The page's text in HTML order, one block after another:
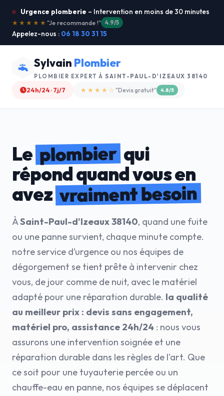
Urgence plomberie – Intervention en moins de 30 minutes
★★★★★"Service ultra rapide !" 5.0/5
Appelez-nous : 06 18 30 31 15
Sylvain Plombier
PLOMBIER EXPERT À SAINT-PAUL-D'IZEAUX 38140
24h/24 · 7j/7 ★★★★☆ "Devis gratuit" 4.8/5
Leplombierqui
répond quand vous en
avezvraiment besoin
ÀSaint-Paul-d'Izeaux 38140, quand une fuite
ou une panne survient, chaque minute compte.
notre service d’urgence ou nos équipes de
dégorgement se tient prête à intervenir chez
vous, de jour comme de nuit, avec le matériel
adapté pour une réparation durable. la qualité
au meilleur prix : devis sans engagement,
matériel pro, assistance 24h/24 : nous vous
assurons une intervention soignée et une
réparation durable dans les règles de l'art. Que
ce soit pour une tuyauterie percée ou un
chauffe-eau en panne, nos équipes se déplacent